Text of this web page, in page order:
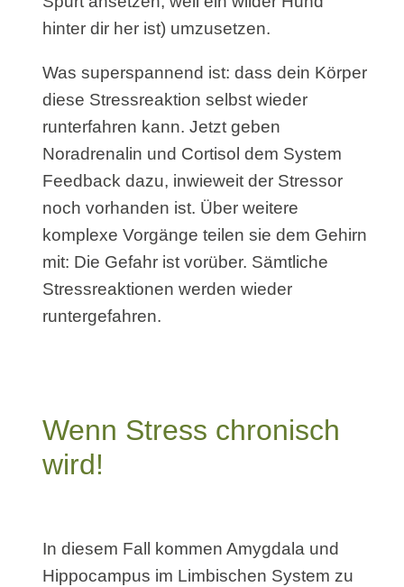
hinter dir her ist) umzusetzen.
Was superspannend ist: dass dein Körper
diese Stressreaktion selbst wieder
runterfahren kann. Jetzt geben
Noradrenalin und Cortisol dem System
Feedback dazu, inwieweit der Stressor
noch vorhanden ist. Über weitere
komplexe Vorgänge teilen sie dem Gehirn
mit: Die Gefahr ist vorüber. Sämtliche
Stressreaktionen werden wieder
runtergefahren.
Wenn Stress chronisch
wird!
In diesem Fall kommen Amygdala und
Hippocampus im Limbischen System zu